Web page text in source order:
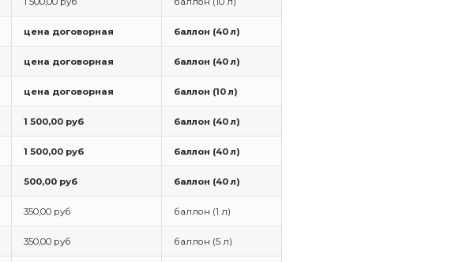
цена договорная баллон (40 л)
цена договорная баллон (40 л)
цена договорная баллон (10 л)
1 500,00 руб баллон (40 л)
1 500,00 руб баллон (40 л)
500,00 руб баллон (40 л)
350,00 руб баллон (1 л)
350,00 руб баллон (5 л)